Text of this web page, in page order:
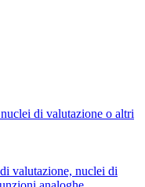
di valutazione o altri
valutazione, nuclei di